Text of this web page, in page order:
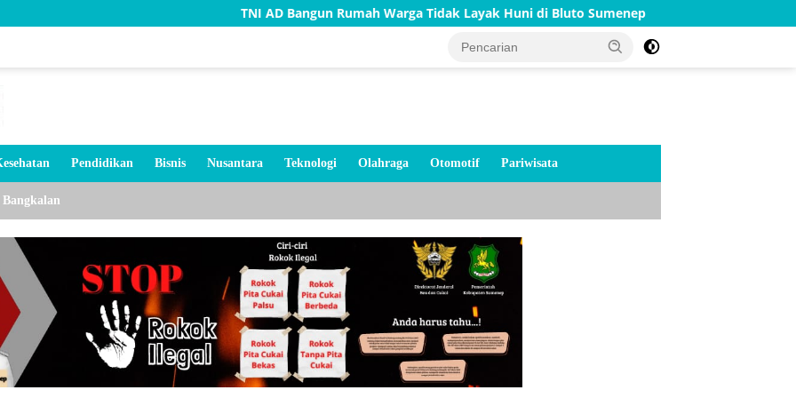
TNI AD Bangun Rumah Warga Tidak Layak Huni di Bluto Sumenep Merah Putih Menyala di
Pendidikan Bisnis Nusantara Teknologi Olahraga Otomotif Pariwisata
Bangkalan